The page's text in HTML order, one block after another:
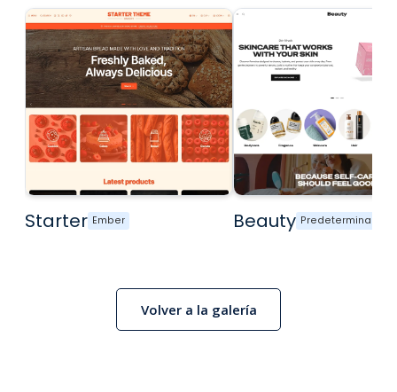
Starter Ember Beauty Predeterminado
Volver a la galería